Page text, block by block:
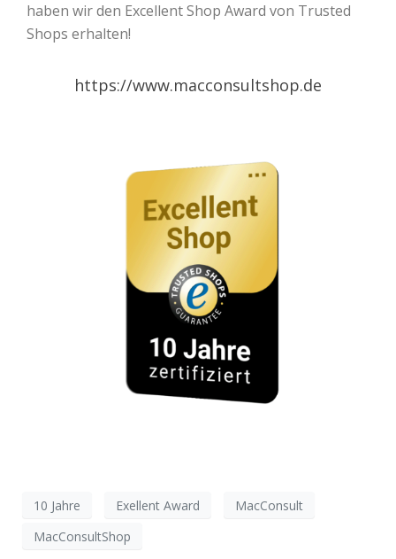
haben wir den Excellent Shop Award von Trusted
Shops erhalten!
https://www.macconsultshop.de
10 Jahre Exellent Award
MacConsult
MacConsultShop